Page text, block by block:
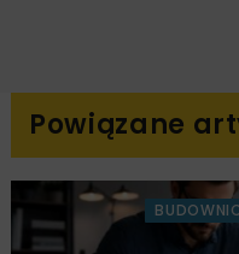
Powiązane